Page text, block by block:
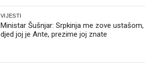
VIJESTI
Ministar Šušnjar: Srpkinja me zove ustašom,
djed joj je Ante, prezime joj znate